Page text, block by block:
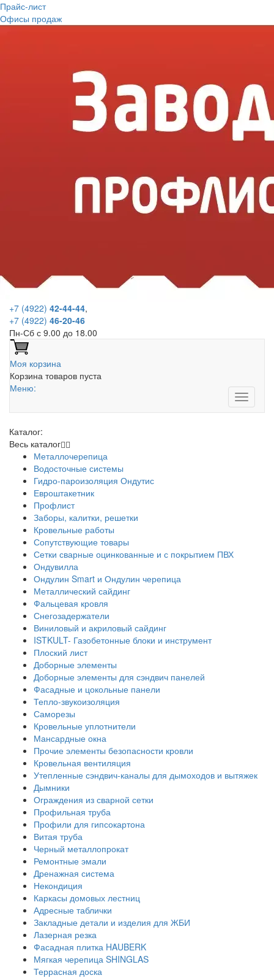
Прайс-лист
Офисы продаж
+7 (4922) 42-44-44,
+7 (4922) 46-20-46
Пн-Сб с 9.00 до 18.00
Моя корзина
Корзина товаров пуста
Меню:
Каталог:
Весь каталог
Металлочерепица
Водосточные системы
Гидро-пароизоляция Ондутис
Евроштакетник
Профлист
Заборы, калитки, решетки
Кровельные работы
Сопутствующие товары
Сетки сварные оцинкованные и с покрытием ПВХ
Ондувилла
Ондулин Smart и Ондулин черепица
Металлический сайдинг
Фальцевая кровля
Снегозадержатели
Виниловый и акриловый сайдинг
ISTKULT- Газобетонные блоки и инструмент
Плоский лист
Доборные элементы
Доборные элементы для сэндвич панелей
Фасадные и цокольные панели
Тепло-звукоизоляция
Саморезы
Кровельные уплотнители
Мансардные окна
Прочие элементы безопасности кровли
Кровельная вентиляция
Утепленные сэндвич-каналы для дымоходов и вытяжек
Дымники
Ограждения из сварной сетки
Профильная труба
Профили для гипсокартона
Витая труба
Черный металлопрокат
Ремонтные эмали
Дренажная система
Некондиция
Каркасы домовых лестниц
Адресные таблички
Закладные детали и изделия для ЖБИ
Лазерная резка
Фасадная плитка HAUBERK
Мягкая черепица SHINGLAS
Террасная доска